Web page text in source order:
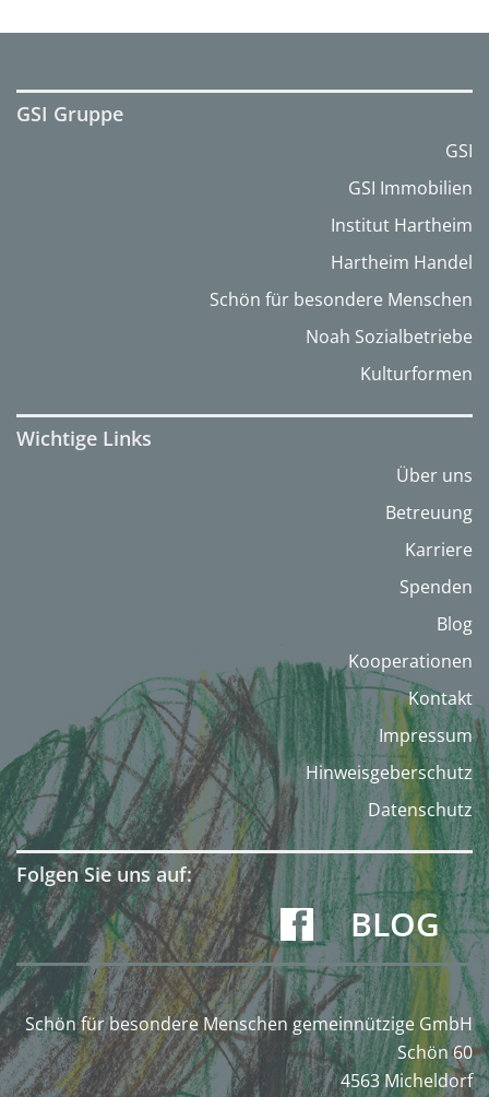
GSI Gruppe
GSI
GSI Immobilien
Institut Hartheim
Hartheim Handel
Schön für besondere Menschen
Noah Sozialbetriebe
Kulturformen
Wichtige Links
Über uns
Betreuung
Karriere
Spenden
Blog
Kooperationen
Kontakt
Impressum
Hinweisgeberschutz
Datenschutz
Folgen Sie uns auf:
BLOG
Schön für besondere Menschen gemeinnützige GmbH
Schön 60
4563 Micheldorf